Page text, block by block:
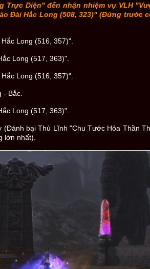
Trực Diện" đến nhận nhiệm vụ VLH
Đài Hắc Long (508, 323)" (Đứng trước
Long (516, 357)".
Long (517, 363)".
Long (516, 357)".
Bắc.
Long (517, 363)".
(Đánh bại Thủ Lĩnh "Chu Tước Hỏa Thần
lớn nhất).